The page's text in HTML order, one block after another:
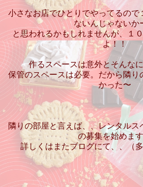
小さなお店でひとりでやってるので
ないんじゃないか
と思われるかもしれませんが、１
よ！！
作るスペースは意外とそんな
保管のスペースは必要。だから隣り
かった〜
隣りの部屋と言えば、、レンタル
の募集を始めます
詳しくはまたブログにて、、（